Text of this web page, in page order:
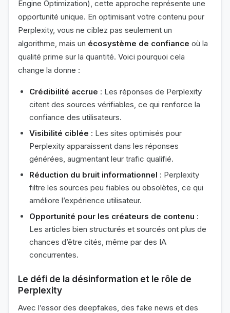
Engine Optimization), cette approche représente une
opportunité unique. En optimisant votre contenu pour
Perplexity, vous ne ciblez pas seulement un
algorithme, mais un écosystème de confiance où la
qualité prime sur la quantité. Voici pourquoi cela
change la donne :
Crédibilité accrue : Les réponses de Perplexity
citent des sources vérifiables, ce qui renforce la
confiance des utilisateurs.
Visibilité ciblée : Les sites optimisés pour
Perplexity apparaissent dans les réponses
générées, augmentant leur trafic qualifié.
Réduction du bruit informationnel : Perplexity
filtre les sources peu fiables ou obsolètes, ce qui
améliore l’expérience utilisateur.
Opportunité pour les créateurs de contenu :
Les articles bien structurés et sourcés ont plus de
chances d’être cités, même par des IA
concurrentes.
Le défi de la désinformation et le rôle de
Perplexity
Avec l’essor des deepfakes, des fake news et des